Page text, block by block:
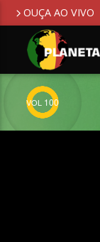
OUÇA AO VIVO
100